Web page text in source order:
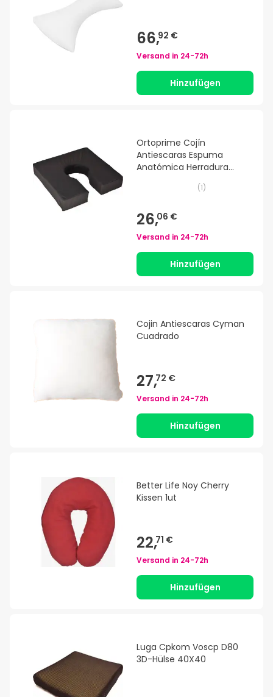
66,92 €
Versand in 24-72h
Hinzufügen
Ortoprime Cojín
Antiescaras Espuma
Anatómica Herradura
(1)
26,06 €
Versand in 24-72h
Hinzufügen
Cojin Antiescaras Cyman
Cuadrado
27,72 €
Versand in 24-72h
Hinzufügen
Better Life Noy Cherry
Kissen 1ut
22,71 €
Versand in 24-72h
Hinzufügen
Luga Cpkom Voscp D80
3D-Hülse 40X40